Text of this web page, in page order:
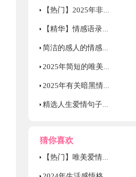
【热门】2025年非主流伤感语录摘录38条
【精华】情感语录合集35句
简洁的感人的情感语录集锦86条
2025年简短的唯美伤感语录大合集79句
2025年有关暗黑情感语录28句
精选人生爱情句子摘录38条
猜你喜欢
【热门】唯美爱情句子汇编75条